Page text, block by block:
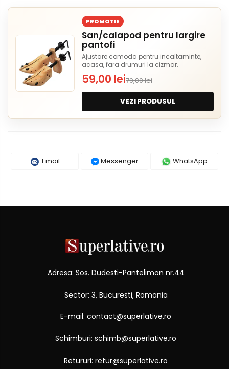
PROMOTIE
San/calapod pentru largire
pantofi
Ajustare comoda pentru incaltaminte,
acasa, fara drumuri la cizmar.
59,00 lei79,00 lei
VEZI PRODUSUL
Email Messenger WhatsApp
Adresa: Sos. Dudesti-Pantelimon nr.44
Sector: 3, Bucuresti, Romania
E-mail: contact@superlative.ro
Schimburi: schimb@superlative.ro
Retururi: retur@superlative.ro